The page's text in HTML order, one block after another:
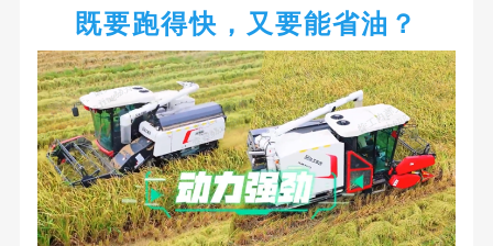
既要跑得快，又要能省油？